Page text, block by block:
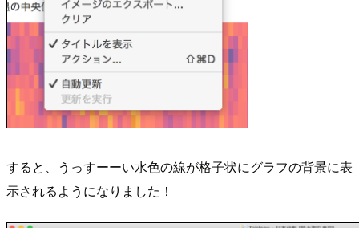
すると、うっすーーい水色の線が格子状にグラフの背景に表
示されるようになりました！